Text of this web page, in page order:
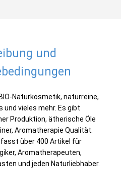
und
Naturkosmetik, naturreine,
und vieles mehr. Es gibt
Produktion, ätherische Öle
Aromatherapie Qualität.
über 400 Artikel für
Aromatherapeuten,
und jeden Naturliebhaber.